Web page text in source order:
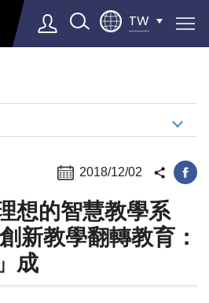
TW
▼
2018/12/02
想的智慧教學系
新教學翻轉教育：
成